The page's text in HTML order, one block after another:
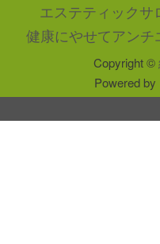
エステティックサ
健康にやせてアンチ
Copyright ©
Powered by